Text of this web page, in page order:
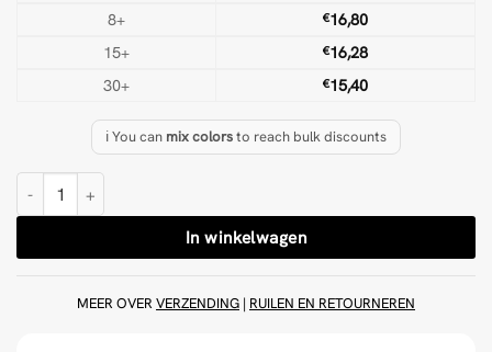
8+
€16,80
15+
€16,28
30+
€15,40
ℹ️ You can mix colorsto reach bulk discounts
Violet 500 g Wol Tufting Garen aantal
In winkelwagen
MEER OVER VERZENDING | RUILEN EN RETOURNEREN